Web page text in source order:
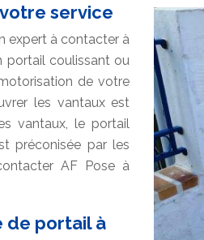
service
expert à contacter à
portail coulissant ou
de votre
les vantaux est
vantaux, le portail
préconisée par les
AF Pose à
de portail à